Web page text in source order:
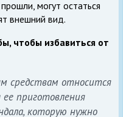
могут остаться
внешний вид.
чтобы избавиться от
средствам относится
ее приготовления
которую нужно